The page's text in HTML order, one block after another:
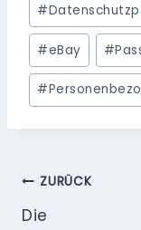
#
#eBay #
#
ZURÜCK
Die